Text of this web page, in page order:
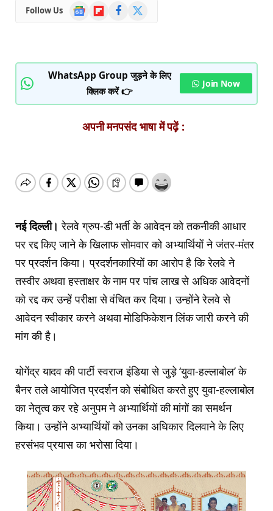
Follow Us
Google
News
FlipboardFacebook
WhatsApp Group जुड़ने के लिए
क्लिक करें 👉
Join Now
अपनी मनपसंद भाषा में पढ़ें :
नई दिल्ली। रेलवे ग्रुप-डी भर्ती के आवेदन को तकनीकी आधार
पर रद्द किए जाने के खिलाफ सोमवार को अभ्यार्थियों ने जंतर-मंतर
पर प्रदर्शन किया। प्रदर्शनकारियों का आरोप है कि रेलवे ने
तस्वीर अथवा हस्ताक्षर के नाम पर पांच लाख से अधिक आवेदनों
को रद्द कर उन्हें परीक्षा से वंचित कर दिया। उन्होंने रेलवे से
आवेदन स्वीकार करने अथवा मोडिफिकेशन लिंक जारी करने की
मांग की है।
योगेंद्र यादव की पार्टी स्वराज इंडिया से जुड़े ‘युवा-हल्लाबोल’ के
बैनर तले आयोजित प्रदर्शन को संबोधित करते हुए युवा-हल्लाबोल
का नेतृत्व कर रहे अनुपम ने अभ्यार्थियों की मांगों का समर्थन
किया। उन्होंने अभ्यार्थियों को उनका अधिकार दिलवाने के लिए
हरसंभव प्रयास का भरोसा दिया।